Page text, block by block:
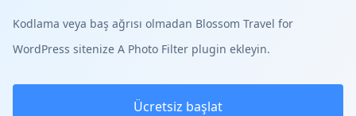
Kodlama veya baş ağrısı olmadan Blossom Travel for
WordPress sitenize A Photo Filter plugin ekleyin.
Ücretsiz başlat